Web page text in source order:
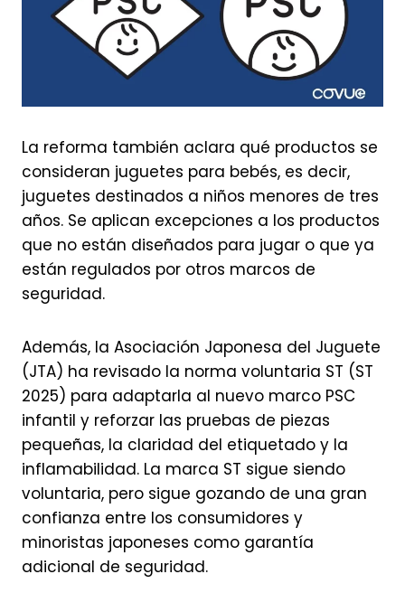
La reforma también aclara qué productos se
consideran juguetes para bebés, es decir,
juguetes destinados a niños menores de tres
años. Se aplican excepciones a los productos
que no están diseñados para jugar o que ya
están regulados por otros marcos de
seguridad.
Además, la Asociación Japonesa del Juguete
(JTA) ha revisado la norma voluntaria ST (ST
2025) para adaptarla al nuevo marco PSC
infantil y reforzar las pruebas de piezas
pequeñas, la claridad del etiquetado y la
inflamabilidad. La marca ST sigue siendo
voluntaria, pero sigue gozando de una gran
confianza entre los consumidores y
minoristas japoneses como garantía
adicional de seguridad.